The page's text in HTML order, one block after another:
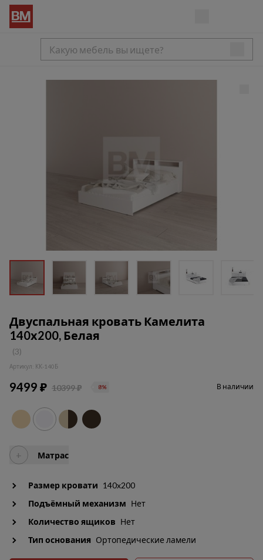
Двуспальная кровать Камелита
140х200, Белая
(3)
Артикул: КК-140Б
9499 ₽ 10399 ₽ 8% В наличии
Размер кровати 140x200
Подъёмный механизм Нет
Количество ящиков Нет
Тип основания Ортопедические ламели
+ Матрас